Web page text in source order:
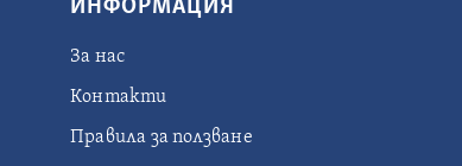
ИНФОРМАЦИЯ
За нас
Контакти
Правила за ползване